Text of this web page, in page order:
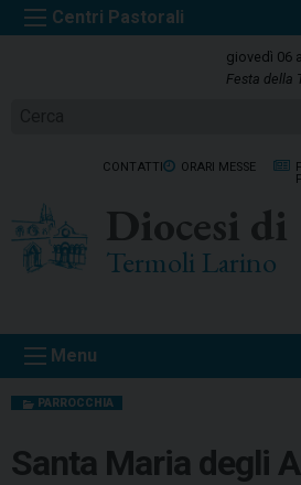
k
t
giovedì 06
Festa della
CONTATTI ORARI MESSE
Diocesi di
Termoli Larino
Menu
PARROCCHIA
Santa Maria degli